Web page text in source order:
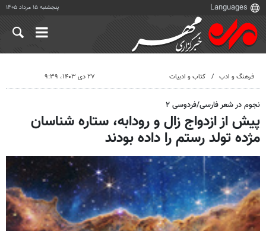
پنجشنبه ۱۵ مرداد ۱۴۰۵
فرهنگ و ادب کتاب و ادبیات ۲۷ دی ۱۴۰۳، ۹:۳۹
نجوم در شعر فارسی/فردوسی ۲
پیش از ازدواج زال و رودابه، ستاره شناسان
مژده تولد رستم را داده بودند